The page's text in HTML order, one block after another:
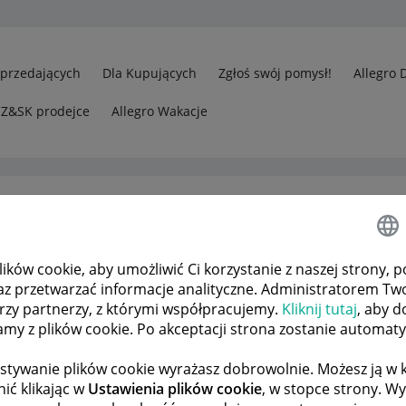
cookie, aby umożliwić Ci korzystanie z naszej strony,
przetwarzać informacje analityczne. Administratorem
partnerzy, z którymi współpracujemy. Kliknij tutaj, aby
z plików cookie. Po akceptacji strona zostanie
plików cookie wyrażasz dobrowolnie. Możesz ją w
klikając wUstawienia plików cookie, w stopce strony.
Dla Kupujących Zgłoś swój pomysł! Allegro
prodejce Allegro Wakacje
Jakość sprzedaży - utrata punktów przez zwrot bez
POPRZEDNIA NASTĘPNA